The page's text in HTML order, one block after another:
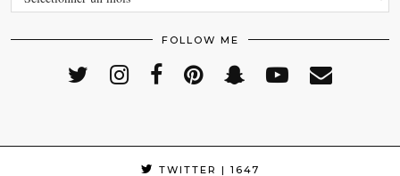
FOLLOW ME
TWITTER | 1647